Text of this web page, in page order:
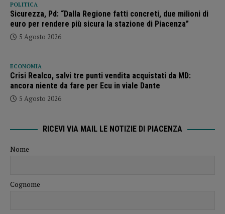
POLITICA
Sicurezza, Pd: “Dalla Regione fatti concreti, due milioni di
euro per rendere più sicura la stazione di Piacenza”
5 Agosto 2026
ECONOMIA
Crisi Realco, salvi tre punti vendita acquistati da MD:
ancora niente da fare per Ecu in viale Dante
5 Agosto 2026
RICEVI VIA MAIL LE NOTIZIE DI PIACENZA
Nome
Cognome